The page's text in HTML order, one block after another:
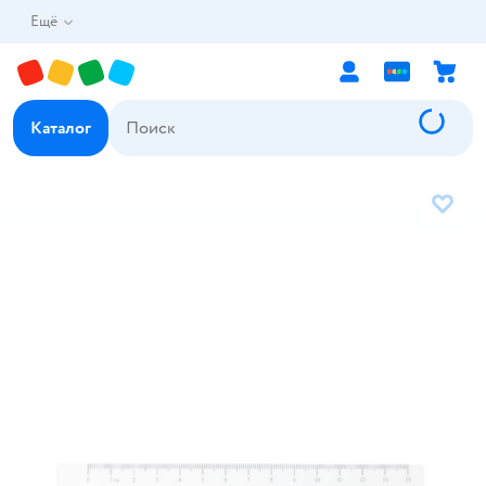
Ещё
Каталог
В